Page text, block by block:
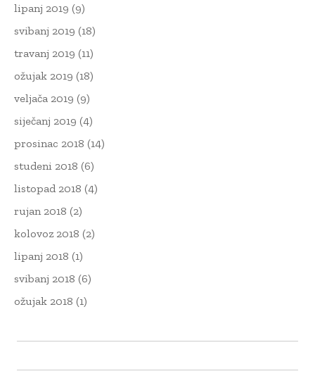
lipanj 2019 (9)
svibanj 2019 (18)
travanj 2019 (11)
ožujak 2019 (18)
veljača 2019 (9)
siječanj 2019 (4)
prosinac 2018 (14)
studeni 2018 (6)
listopad 2018 (4)
rujan 2018 (2)
kolovoz 2018 (2)
lipanj 2018 (1)
svibanj 2018 (6)
ožujak 2018 (1)